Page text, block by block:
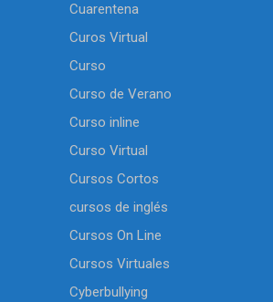
Cuarentena
Curos Virtual
Curso
Curso de Verano
Curso inline
Curso Virtual
Cursos Cortos
cursos de inglés
Cursos On Line
Cursos Virtuales
Cyberbullying